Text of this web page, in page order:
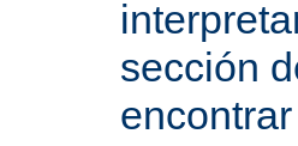
sección